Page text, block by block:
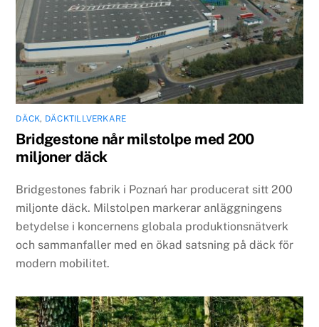
DÄCK, DÄCKTILLVERKARE
Bridgestone når milstolpe med 200
miljoner däck
Bridgestones fabrik i Poznań har producerat sitt 200
miljonte däck. Milstolpen markerar anläggningens
betydelse i koncernens globala produktionsnätverk
och sammanfaller med en ökad satsning på däck för
modern mobilitet.